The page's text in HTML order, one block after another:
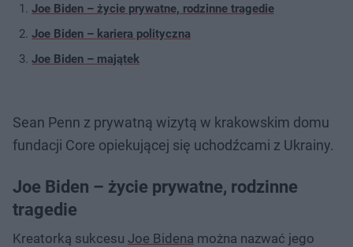
Joe Biden – życie prywatne, rodzinne tragedie
Joe Biden – kariera polityczna
Joe Biden – majątek
Sean Penn z prywatną wizytą w krakowskim domu
fundacji Core opiekującej się uchodźcami z Ukrainy.
Joe Biden – życie prywatne, rodzinne
tragedie
Kreatorką sukcesu Joe Bidena można nazwać jego